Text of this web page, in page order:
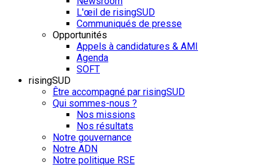
L'œil de risingSUD
Communiqués de presse
Opportunités
Appels à candidatures & AMI
Agenda
SOFT
risingSUD
Être accompagné par risingSUD
Qui sommes-nous ?
Nos missions
Nos résultats
Notre gouvernance
Notre ADN
Notre politique RSE